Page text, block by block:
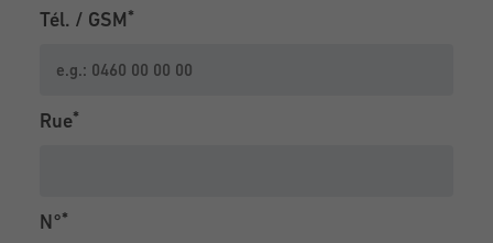
Tél. / GSM
Rue
N°